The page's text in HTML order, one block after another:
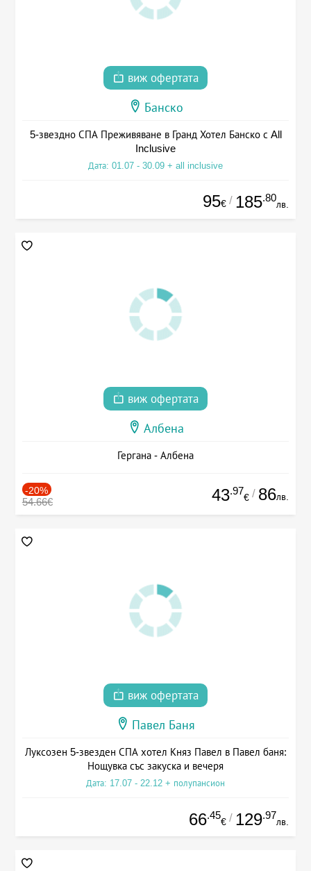
виж офертата
Банско
5-звездно СПА Преживяване в Гранд Хотел Банско с All
Inclusive
Дата: 01.07 - 30.09 + all inclusive
95€ / 185.80
лв.
виж офертата
Албена
Гергана - Албена
-20%
54.66€ 43.97
€ / 86лв.
виж офертата
Павел Баня
Луксозен 5-звезден СПА хотел Княз Павел в Павел баня:
Нощувка със закуска и вечеря
Дата: 17.07 - 22.12 + полупансион
66.45
€ / 129.97
лв.